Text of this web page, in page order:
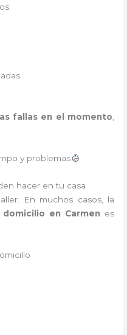
fallas en el momento,
y problemas
hacer en tu casa
En muchos casos, la
en Carmen es